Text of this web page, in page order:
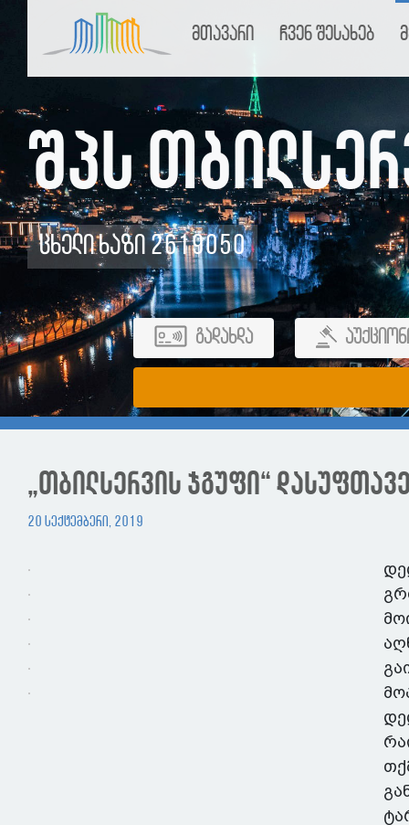
მთავარი ჩვენ შესახებ
შპს
ცხელი ხაზი 2619050
გადახდა
„თბილსერვის ჯგუფი“
20 სექტემბერი, 2019